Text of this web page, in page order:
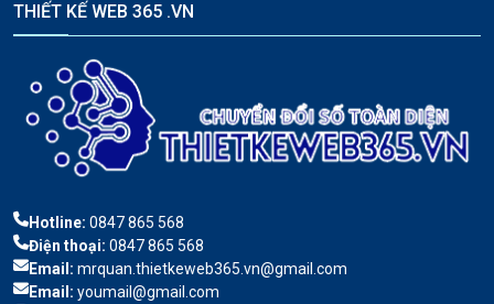
THIẾT KẾ WEB 365 .VN
Hotline: 0847 865 568
Điện thoại: 0847 865 568
Email: mrquan.thietkeweb365.vn@gmail.com
Email: youmail@gmail.com